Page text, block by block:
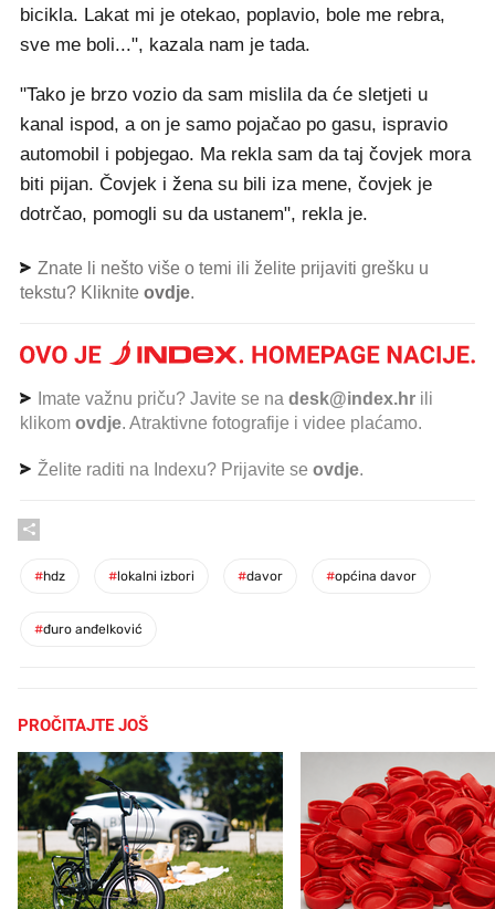
bicikla. Lakat mi je otekao, poplavio, bole me rebra,
sve me boli...", kazala nam je tada.
"Tako je brzo vozio da sam mislila da će sletjeti u
kanal ispod, a on je samo pojačao po gasu, ispravio
automobil i pobjegao. Ma rekla sam da taj čovjek mora
biti pijan. Čovjek i žena su bili iza mene, čovjek je
dotrčao, pomogli su da ustanem", rekla je.
Znate li nešto više o temi ili želite prijaviti grešku u
tekstu? Kliknite ovdje.
Imate važnu priču? Javite se na desk@index.hr ili
klikom ovdje. Atraktivne fotografije i videe plaćamo.
Želite raditi na Indexu? Prijavite se ovdje.
#hdz #lokalni izbori #davor #općina davor
#đuro anđelković
PROČITAJTE JOŠ